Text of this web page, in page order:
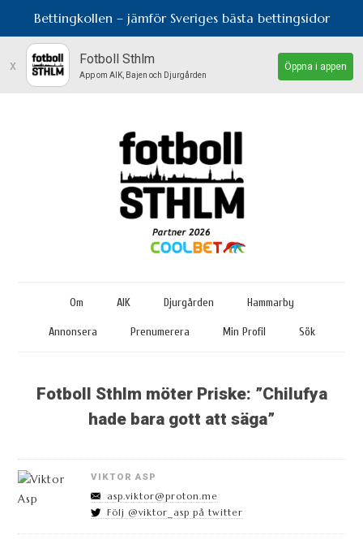
Bettingkollen – jämför Sveriges bästa bettingsidor
x Fotboll Sthlm
App om AIK, Bajen och Djurgården
Öppna i appen
Om AIK Djurgården Hammarby
Annonsera Prenumerera Min Profil Sök
Fotboll Sthlm möter Priske: ”Chilufya
hade bara gott att säga”
VIKTOR ASP
asp.viktor@proton.me
Följ @viktor_asp på twitter